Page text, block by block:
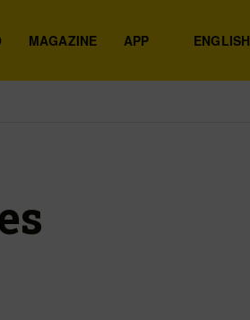
ENGLISH
MAGAZINE APP